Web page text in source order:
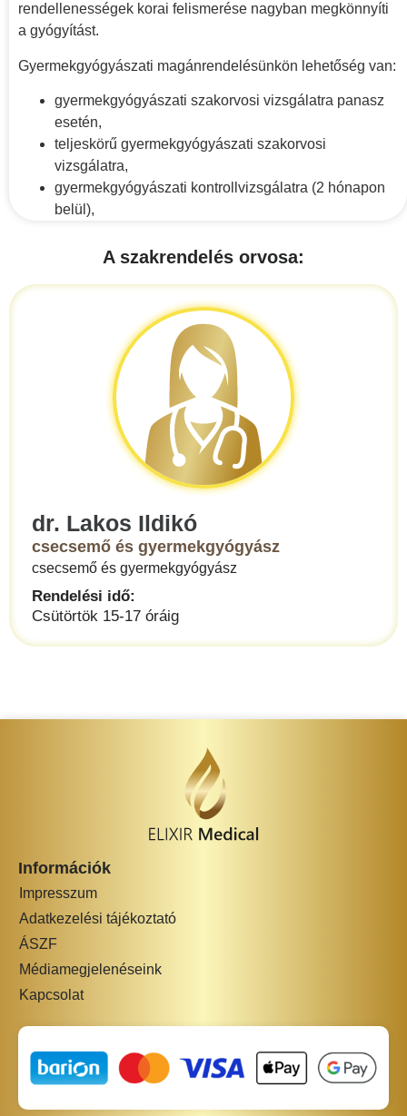
rendellenességek korai felismerése nagyban megkönnyíti
a gyógyítást.
Gyermekgyógyászati magánrendelésünkön lehetőség van:
gyermekgyógyászati szakorvosi vizsgálatra panasz
esetén,
teljeskörű gyermekgyógyászati szakorvosi
vizsgálatra,
gyermekgyógyászati kontrollvizsgálatra (2 hónapon
belül),
A szakrendelés orvosa:
dr. Lakos Ildikó
csecsemő és gyermekgyógyász
csecsemő és gyermekgyógyász
Rendelési idő:
Csütörtök 15-17 óráig
Információk
Impresszum
Adatkezelési tájékoztató
ÁSZF
Médiamegjelenéseink
Kapcsolat